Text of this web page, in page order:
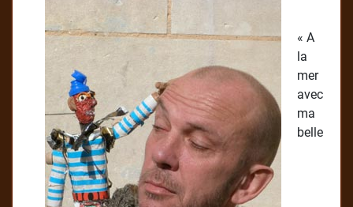
« A
la
mer
avec
ma
belle